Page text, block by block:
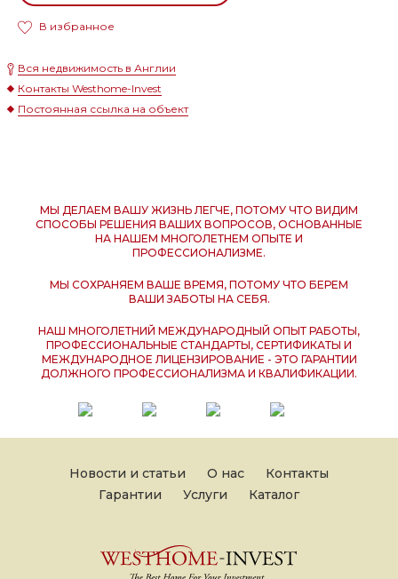
В избранное
Вся недвижимость в Англии
Контакты Westhome-Invest
Постоянная ссылка на объект
МЫ ДЕЛАЕМ ВАШУ ЖИЗНЬ ЛЕГЧЕ, ПОТОМУ ЧТО ВИДИМ
СПОСОБЫ РЕШЕНИЯ ВАШИХ ВОПРОСОВ, ОСНОВАННЫЕ
НА НАШЕМ МНОГОЛЕТНЕМ ОПЫТЕ И
ПРОФЕССИОНАЛИЗМЕ.
МЫ СОХРАНЯЕМ ВАШЕ ВРЕМЯ, ПОТОМУ ЧТО БЕРЕМ
ВАШИ ЗАБОТЫ НА СЕБЯ.
НАШ МНОГОЛЕТНИЙ МЕЖДУНАРОДНЫЙ ОПЫТ РАБОТЫ,
ПРОФЕССИОНАЛЬНЫЕ СТАНДАРТЫ, СЕРТИФИКАТЫ И
МЕЖДУНАРОДНОЕ ЛИЦЕНЗИРОВАНИЕ - ЭТО ГАРАНТИИ
ДОЛЖНОГО ПРОФЕССИОНАЛИЗМА И КВАЛИФИКАЦИИ.
Новости и статьи О нас
Контакты
Гарантии
Услуги Каталог